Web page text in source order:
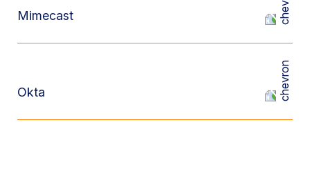
Mimecast
Okta